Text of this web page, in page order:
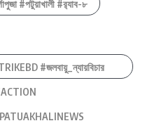
#পটুয়াখালী #র‍্যাব-৮
#জলবায়ু_ন্যায়বিচার